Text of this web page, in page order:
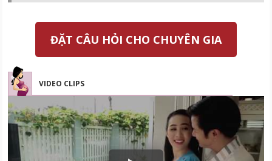
ĐẶT CÂU HỎI CHO CHUYÊN GIA
VIDEO CLIPS